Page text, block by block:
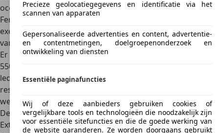
occasion moeten klanten diep in de buidel tasten voor de
Ferrari 550 Maranello. Vooral goed onderhouden
exemplaren in goede staatoverschrijden al snel de grens
van 150.000 euro.
Er is nog voldoende keuze aan onderdelen voor de Ferrari
550 Maranello, maar die zijn, zoals verwacht, duur. Het
ledig gewicht van het model is ongeveer 1,7 ton, wat
resulteert in extra kosten voor de Nederlandse
wegenbelasting van
iets meer dan 1000 euro per jaar.
Design
Exterieur
Precieze geolocatiegegevens en identificatie via het
scannen van apparaten
Gepersonaliseerde advertenties en content, advertentie-
en contentmetingen, doelgroepenonderzoek en
ontwikkeling van diensten
Essentiële paginafuncties
Wij of deze aanbieders gebruiken cookies of
vergelijkbare tools en technologieën die noodzakelijk zijn
voor essentiële sitefuncties en die de goede werking van
de website garanderen. Ze worden doorgaans gebruikt